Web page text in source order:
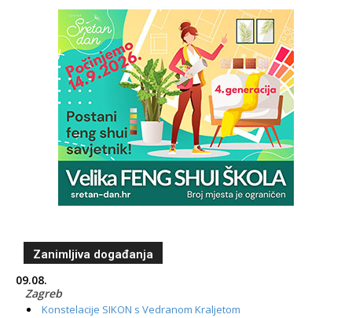
Zanimljiva događanja
09.08.
Zagreb
Konstelacije SIKON s Vedranom Kraljetom